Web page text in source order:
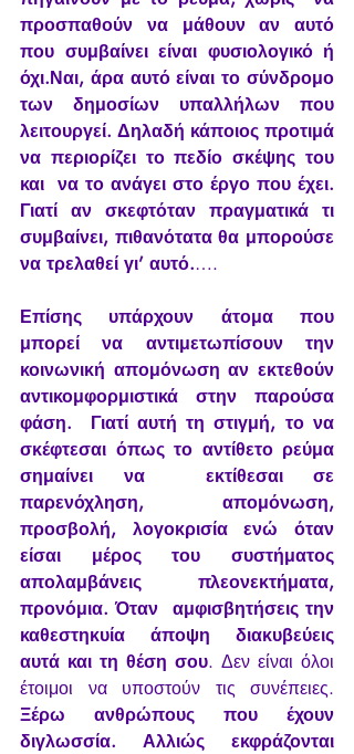
προσπαθούν να μάθουν αν αυτό
που συμβαίνει είναι φυσιολογικό ή
όχι.Ναι, άρα αυτό είναι το σύνδρομο
των δημοσίων υπαλλήλων που
λειτουργεί. Δηλαδή κάποιος προτιμά
να περιορίζει το πεδίο σκέψης του
και  να το ανάγει στο έργο που έχει.
Γιατί αν σκεφτόταν πραγματικά τι
συμβαίνει, πιθανότατα θα μπορούσε
να τρελαθεί γι’ αυτό.….
Επίσης υπάρχουν άτομα που
μπορεί να αντιμετωπίσουν την
κοινωνική απομόνωση αν εκτεθούν
αντικομφορμιστικά στην παρούσα
φάση.  Γιατί αυτή τη στιγμή, το να
σκέφτεσαι όπως το αντίθετο ρεύμα
σημαίνει να  εκτίθεσαι σε
παρενόχληση, απομόνωση,
προσβολή, λογοκρισία ενώ όταν
είσαι μέρος του συστήματος
απολαμβάνεις πλεονεκτήματα,
προνόμια. Όταν  αμφισβητήσεις την
καθεστηκυία άποψη διακυβεύεις
αυτά και τη θέση σου. Δεν είναι όλοι
Ξέρω ανθρώπους που έχουν
διγλωσσία. Αλλιώς εκφράζονται